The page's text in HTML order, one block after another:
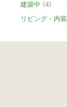
建築中 (4)
リビング・内装